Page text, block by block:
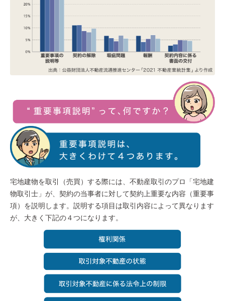
宅地建物を取引（売買）する際には、不動産取引のプロ「宅地建
物取引士」が、契約の当事者に対して契約上重要な内容（重要事
項）を説明します。説明する項目は取引内容によって異なります
が、大きく下記の４つになります。